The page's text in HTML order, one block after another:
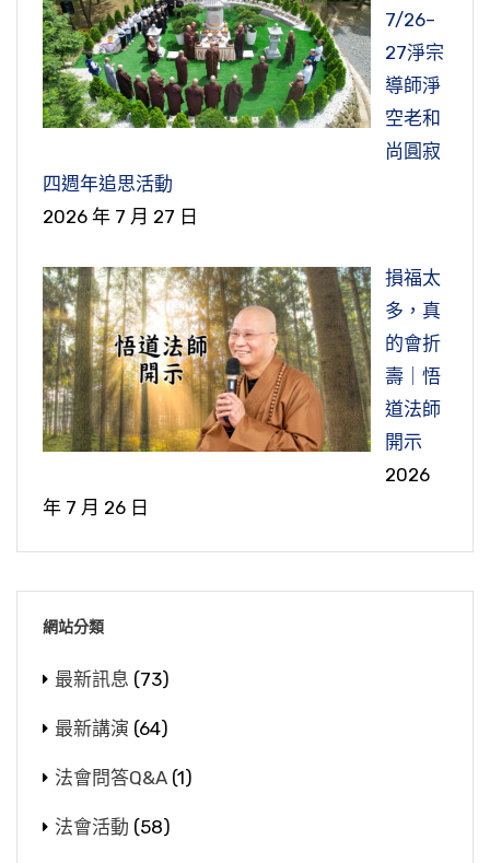
7/26–
27淨宗
導師淨
空老和
尚圓寂
四週年追思活動
2026 年 7 月 27 日
損福太
多，真
的會折
壽｜悟
道法師
開示
2026
年 7 月 26 日
網站分類
最新訊息 (73)
最新講演 (64)
法會問答Q&A (1)
法會活動 (58)